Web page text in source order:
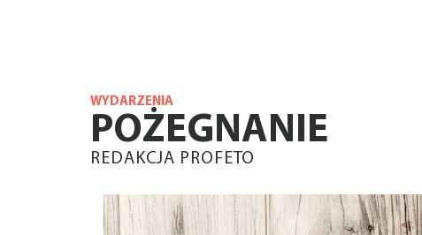
WYDARZENIA
POŻEGNANIE
REDAKCJA PROFETO